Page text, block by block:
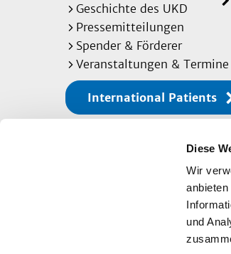
Diese
Wir
und
Geschichte des UKD
Pressemitteilungen
Spender & Förderer
Veranstaltungen & Termine
International Patients